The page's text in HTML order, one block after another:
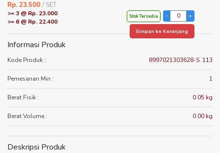
Rp. 23.500 / SET
>= 3 @ Rp. 23.000
>= 6 @ Rp. 22.400
Stok Tersedia
Simpan ke Keranjang
Informasi Produk
Kode Produk :
Pemesanan Min :
Berat Fisik :
Berat Volume :
8997021303628-S. 113
1
0.05 kg
0.00 kg
Deskripsi Produk